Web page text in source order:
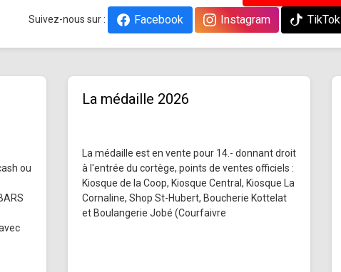
Suivez-nous sur : Facebook Instagram TikTok
ou
La médaille 2026
La médaille est en vente pour 14.- donnant droit
à l'entrée du cortège, points de ventes officiels :
Kiosque de la Coop, Kiosque Central, Kiosque La
Cornaline, Shop St-Hubert, Boucherie Kottelat
et Boulangerie Jobé (Courfaivre